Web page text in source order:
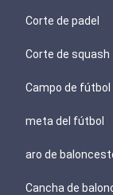
Corte de padel
Corte de squash
Campo de fútbol
meta del fútbol
aro de
Cancha de